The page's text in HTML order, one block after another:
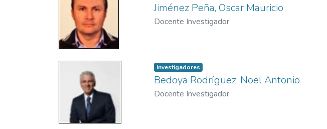
Jiménez Peña, Oscar Mauricio
Docente Investigador
Investigadores
Bedoya Rodríguez, Noel Antonio
Docente Investigador